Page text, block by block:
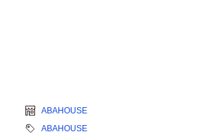
ABAHOUSE
ABAHOUSE